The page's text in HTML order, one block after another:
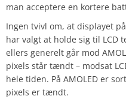
man acceptere en kortere
Ingen tvivl om, at displayet
har valgt at holde sig til LCD
ellers generelt går mod
pixels står tændt – modsat
hele tiden. På AMOLED er
pixels er tændt.